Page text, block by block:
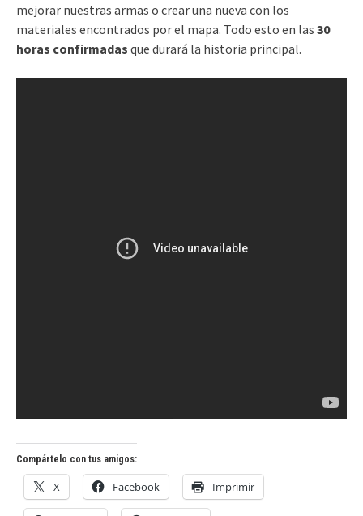
mejorar nuestras armas o crear una nueva con los
materiales encontrados por el mapa. Todo esto en las 30
horas confirmadas que durará la historia principal.
Compártelo con tus amigos:
X Facebook Imprimir